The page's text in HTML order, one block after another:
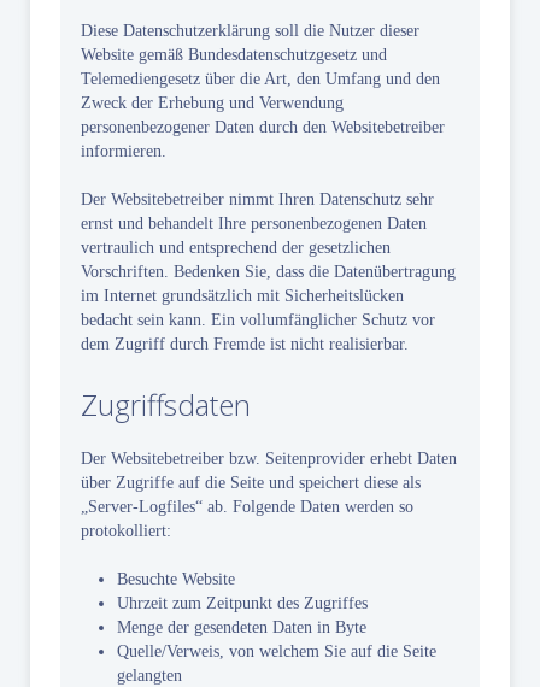
Diese Datenschutzerklärung soll die Nutzer dieser
Website gemäß Bundesdatenschutzgesetz und
Telemediengesetz über die Art, den Umfang und den
Zweck der Erhebung und Verwendung
personenbezogener Daten durch den Websitebetreiber
informieren.
Der Websitebetreiber nimmt Ihren Datenschutz sehr
ernst und behandelt Ihre personenbezogenen Daten
vertraulich und entsprechend der gesetzlichen
Vorschriften. Bedenken Sie, dass die Datenübertragung
im Internet grundsätzlich mit Sicherheitslücken
bedacht sein kann. Ein vollumfänglicher Schutz vor
dem Zugriff durch Fremde ist nicht realisierbar.
Zugriffsdaten
Der Websitebetreiber bzw. Seitenprovider erhebt Daten
über Zugriffe auf die Seite und speichert diese als
„Server-Logfiles“ ab. Folgende Daten werden so
protokolliert:
Besuchte Website
Uhrzeit zum Zeitpunkt des Zugriffes
Menge der gesendeten Daten in Byte
Quelle/Verweis, von welchem Sie auf die Seite
gelangten